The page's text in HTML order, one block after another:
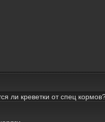
ли креветки от спец